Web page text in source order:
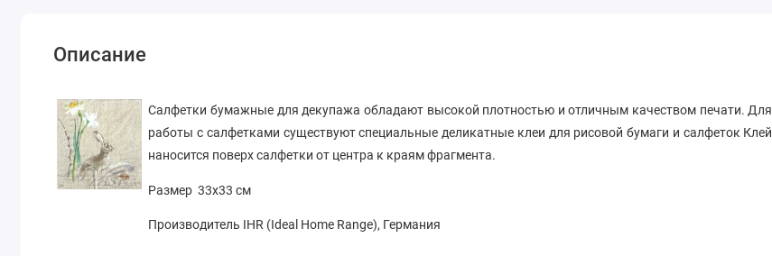
Описание
Салфетки бумажные для декупажа обладают высокой плотностью и отличным качеством печати. Для
работы с салфетками существуют специальные деликатные клеи для рисовой бумаги и салфеток Клей
наносится поверх салфетки от центра к краям фрагмента.
Размер 33х33 см
Производитель IHR (Ideal Home Range), Германия